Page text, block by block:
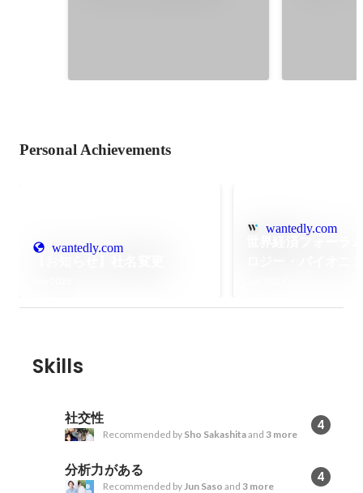
Personal Achievements
wantedly.com
wantedly.com
Skills
社交性 4
Recommended by Sho Sakashitaand 3 more
分析力がある 4
Recommended by Jun Saso and 3 more